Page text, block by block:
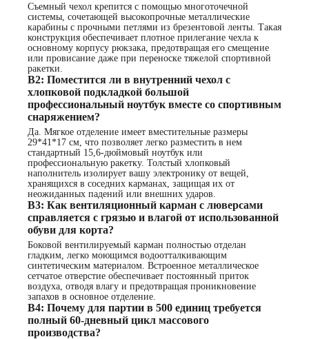
Съемный чехол крепится с помощью многоточечной
системы, сочетающей высокопрочные металлические
карабины с прочными петлями из брезентовой ленты. Такая
конструкция обеспечивает плотное прилегание чехла к
основному корпусу рюкзака, предотвращая его смещение
или провисание даже при переноске тяжелой спортивной
ракетки.
В2: Поместится ли в внутренний чехол с
хлопковой подкладкой большой
профессиональный ноутбук вместе со спортивным
снаряжением?
Да. Мягкое отделение имеет вместительные размеры
29*41*17 см, что позволяет легко разместить в нем
стандартный 15,6-дюймовый ноутбук или
профессиональную ракетку. Толстый хлопковый
наполнитель изолирует вашу электронику от вещей,
хранящихся в соседних карманах, защищая их от
неожиданных падений или внешних ударов.
В3: Как вентиляционный карман с люверсами
справляется с грязью и влагой от использованной
обуви для корта?
Боковой вентилируемый карман полностью отделан
гладким, легко моющимся водоотталкивающим
синтетическим материалом. Встроенное металлическое
сетчатое отверстие обеспечивает постоянный приток
воздуха, отводя влагу и предотвращая проникновение
запахов в основное отделение.
В4: Почему для партии в 500 единиц требуется
полный 60-дневный цикл массового
производства?